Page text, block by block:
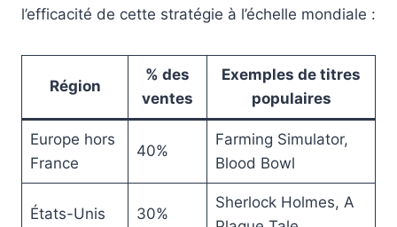
l’efficacité de cette stratégie à l’échelle mondiale :
Région
% des
ventes
Exemples de titres
populaires
Europe hors
France
40%
Farming Simulator,
Blood Bowl
États-Unis 30%
Sherlock Holmes, A